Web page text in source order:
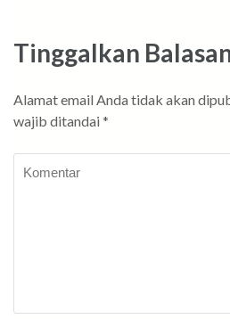
Tinggalkan
Alamat email Anda tidak akan
wajib ditandai *